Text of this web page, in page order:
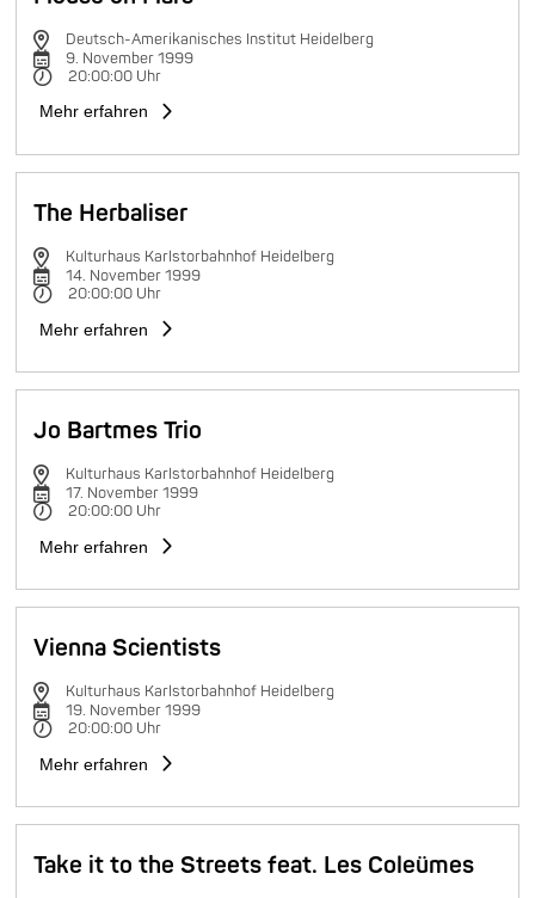
Deutsch-Amerikanisches Institut Heidelberg
9. November 1999
20:00:00 Uhr
Mehr erfahren
The Herbaliser
Kulturhaus Karlstorbahnhof Heidelberg
14. November 1999
20:00:00 Uhr
Mehr erfahren
Jo Bartmes Trio
Kulturhaus Karlstorbahnhof Heidelberg
17. November 1999
20:00:00 Uhr
Mehr erfahren
Vienna Scientists
Kulturhaus Karlstorbahnhof Heidelberg
19. November 1999
20:00:00 Uhr
Mehr erfahren
Take it to the Streets feat. Les Coleümes